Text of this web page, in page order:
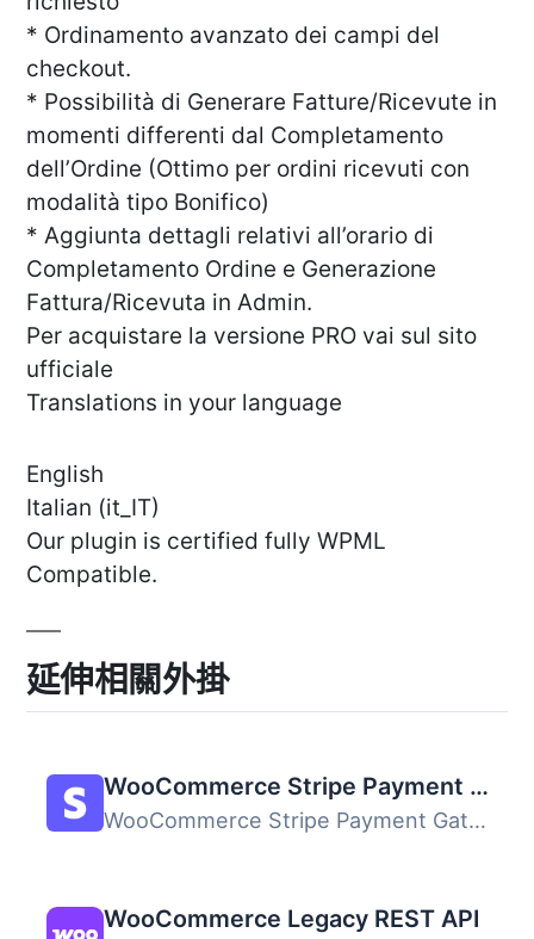
* Ordinamento avanzato dei campi del
checkout.
* Possibilità di Generare Fatture/Ricevute in
momenti differenti dal Completamento
dell’Ordine (Ottimo per ordini ricevuti con
modalità tipo Bonifico)
* Aggiunta dettagli relativi all’orario di
Completamento Ordine e Generazione
Fattura/Ricevuta in Admin.
Per acquistare la versione PRO vai sul sito
ufficiale
Translations in your language
English
Italian (it_IT)
Our plugin is certified fully WPML
Compatible.
延伸相關外掛
WooCommerce Stripe Payment Gateway
WooCommerce Stripe Payment Gateway 外掛提供最佳化的結帳體...
WooCommerce Legacy REST API